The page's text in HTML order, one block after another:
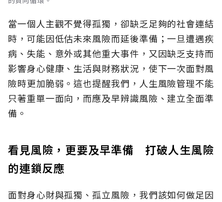
當一個人主觀不覺得孤獨，卻缺乏足夠的社會連結
時，可能因低估未來風險而延後準備；一旦遭遇疾
病、失能、意外或其他重大事件，又因缺乏支持而
影響身心健康、生活與財務狀況，使下一次面對風
險時更加脆弱。這也提醒我們，人生風險管理不能
只著重單一面向，而應及早辨識風險、建立全面準
備。
看見風險，更要及早準備 打破人生風險
的連鎖反應
面對身心財與孤獨、孤立風險，我們該如何做足因